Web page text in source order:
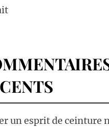
un esprit de ceinture